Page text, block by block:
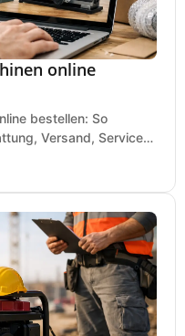
online
bestellen: So
Versand, Service